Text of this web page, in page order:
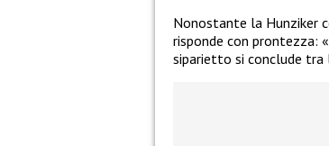
Nonostante la Hunziker
risponde con prontezza:
siparietto si conclude tra